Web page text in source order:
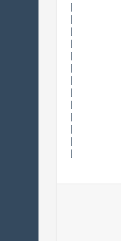
|
|
|
|
|
|
|
|
|
|
|